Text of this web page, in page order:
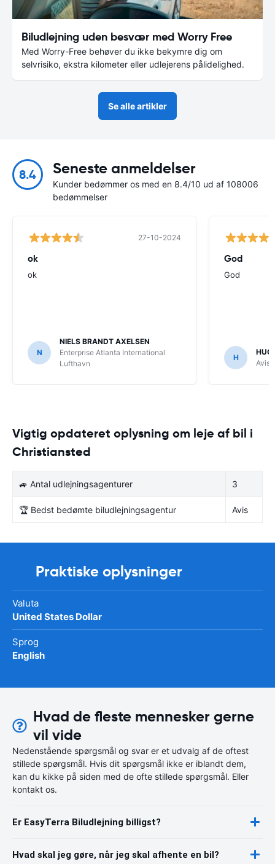
Biludlejning uden besvær med Worry Free
Med Worry-Free behøver du ikke bekymre dig om
selvrisiko, ekstra kilometer eller udlejerens pålidelighed.
Se alle artikler
8.4 Seneste anmeldelser
Kunder bedømmer os med en 8.4/10 ud af 108006
bedømmelser
27-10-2024
ok
ok
N
NIELS BRANDT AXELSEN
Enterprise Atlanta International
Lufthavn
God
God
H
Avis
Vigtig opdateret oplysning om leje af bil i
Christiansted
🚙 Antal udlejningsagenturer 3
🏆 Bedst bedømte biludlejningsagentur Avis
Praktiske oplysninger
Valuta
United States Dollar
Sprog
English
Hvad de fleste mennesker gerne
vil vide
Nedenstående spørgsmål og svar er et udvalg af de oftest
stillede spørgsmål. Hvis dit spørgsmål ikke er iblandt dem,
kan du kikke på siden med de ofte stillede spørgsmål. Eller
kontakt os.
Er EasyTerra Biludlejning billigst?
Hvad skal jeg gøre, når jeg skal afhente en bil?